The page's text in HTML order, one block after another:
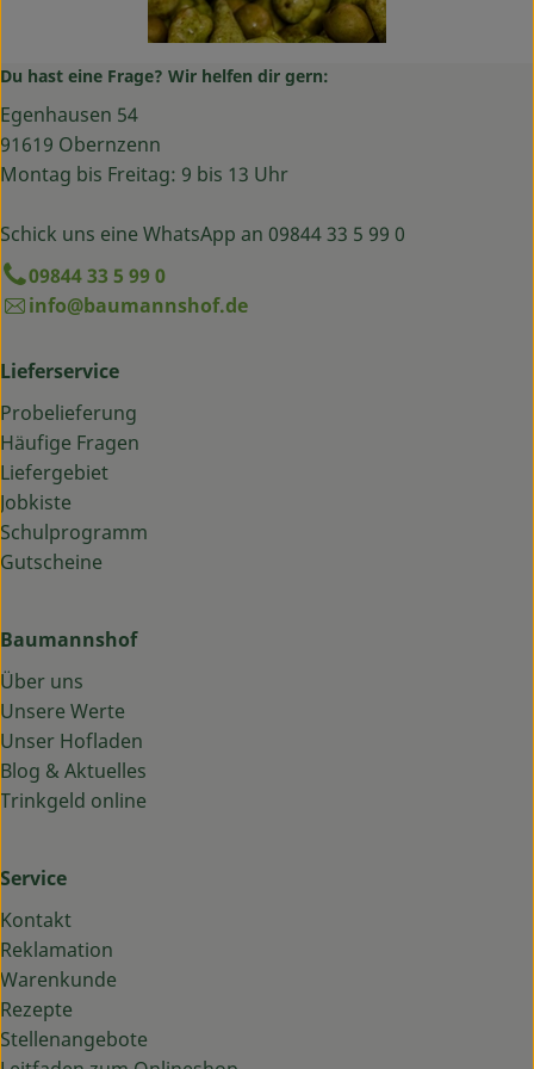
Du hast eine Frage? Wir helfen dir gern:
Egenhausen 54
91619 Obernzenn
Montag bis Freitag: 9 bis 13 Uhr
Schick uns eine WhatsApp an 09844 33 5 99 0
09844 33 5 99 0
info@baumannshof.de
Lieferservice
Probelieferung
Häufige Fragen
Liefergebiet
Jobkiste
Schulprogramm
Gutscheine
Baumannshof
Über uns
Unsere Werte
Unser Hofladen
Blog & Aktuelles
Trinkgeld online
Service
Kontakt
Reklamation
Warenkunde
Rezepte
Stellenangebote